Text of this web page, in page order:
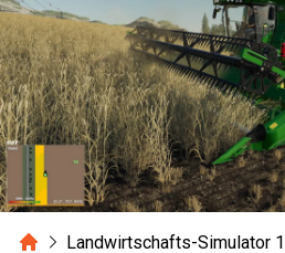
HomeLandwirtschafts-Simulator